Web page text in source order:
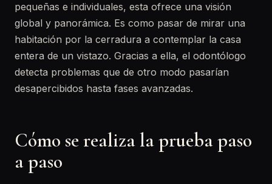
pequeñas e individuales, esta ofrece una visión
global y panorámica. Es como pasar de mirar una
habitación por la cerradura a contemplar la casa
entera de un vistazo. Gracias a ella, el odontólogo
detecta problemas que de otro modo pasarían
desapercibidos hasta fases avanzadas.
Cómo se realiza la prueba paso
a paso